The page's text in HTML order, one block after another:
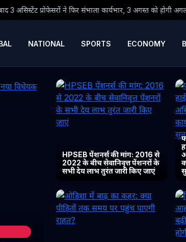
कार्यभार, 3 अगस्त को होगी अगली सुनवाई ● ओडिशा
NATIONAL SPORTS ECONOMY
HPSEB पेंशनर्स की मांग: 2016 से
2022 के बीच सेवानिवृत्त पेंशनरों के
सभी देय लाभ तुरंत जारी किए जाएं